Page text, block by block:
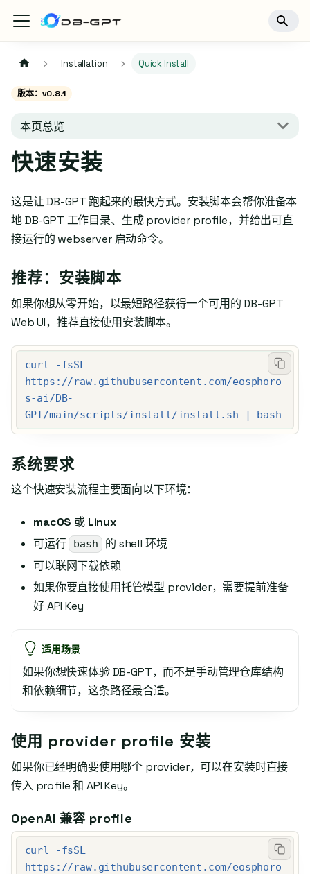
Installation Quick Install
版本：v0.8.1
本页总览
快速安装
这是让 DB-GPT 跑起来的最快方式。安装脚本会帮你准备本
地 DB-GPT 工作目录、生成 provider profile，并给出可直
接运行的 webserver 启动命令。
推荐：安装脚本
如果你想从零开始，以最短路径获得一个可用的 DB-GPT
Web UI，推荐直接使用安装脚本。
curl -fsSL
https://raw.githubusercontent.com/eosphoro
s-ai/DB-
GPT/main/scripts/install/install.sh | bash
系统要求
这个快速安装流程主要面向以下环境：
macOS 或 Linux
可运行 bash
的 shell 环境
可以联网下载依赖
如果你要直接使用托管模型 provider，需要提前准备
好 API Key
适用场景
如果你想快速体验 DB-GPT，而不是手动管理仓库结构
和依赖细节，这条路径最合适。
使用 provider profile 安装
如果你已经明确要使用哪个 provider，可以在安装时直接
传入 profile 和 API Key。
OpenAI 兼容 profile
curl -fsSL
https://raw.githubusercontent.com/eosphoro